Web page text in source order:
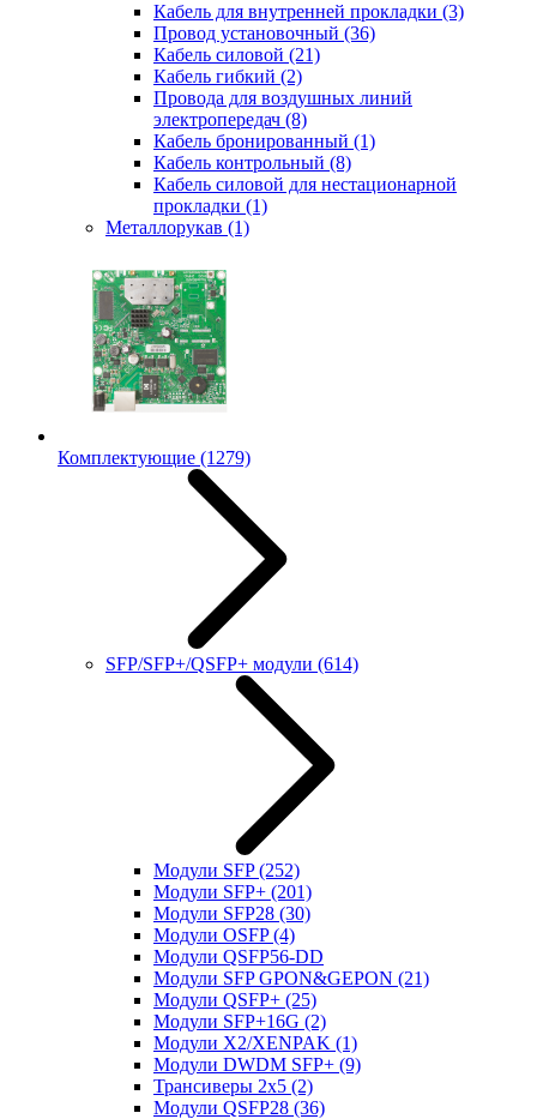
Кабель для внутренней прокладки (3)
Провод установочный (36)
Кабель силовой (21)
Кабель гибкий (2)
Провода для воздушных линий
электропередач (8)
Кабель бронированный (1)
Кабель контрольный (8)
Кабель силовой для нестационарной
прокладки (1)
Металлорукав (1)
Комплектующие (1279)
SFP/SFP+/QSFP+ модули (614)
Модули SFP(252)
Модули SFP+ (201)
Модули SFP28 (30)
Модули OSFP(4)
Модули QSFP56-DD
Модули SFP GPON&GEPON (21)
Модули QSFP+ (25)
Модули SFP+16G (2)
Модули X2/XENPAK (1)
Модули DWDM SFP+ (9)
Трансиверы 2x5 (2)
Модули QSFP28 (36)